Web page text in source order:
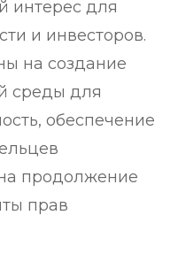
интерес для
и инвесторов.
на создание
среды для
обеспечение
продолжение
прав